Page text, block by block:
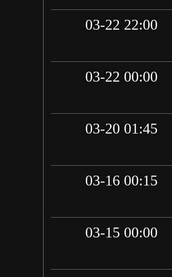
03-22 22:00
03-22 00:00
03-20 01:45
03-16 00:15
03-15 00:00